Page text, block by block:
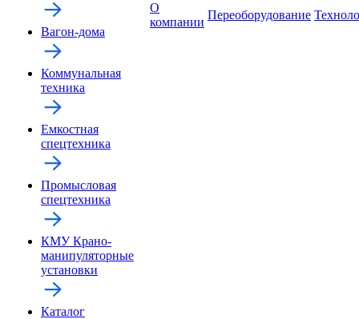
Вагон-дома
Коммунальная
техника
Емкостная
спецтехника
Промысловая
спецтехника
КМУ Крано-
манипуляторные
установки
Каталог
О
компании
Переоборудование